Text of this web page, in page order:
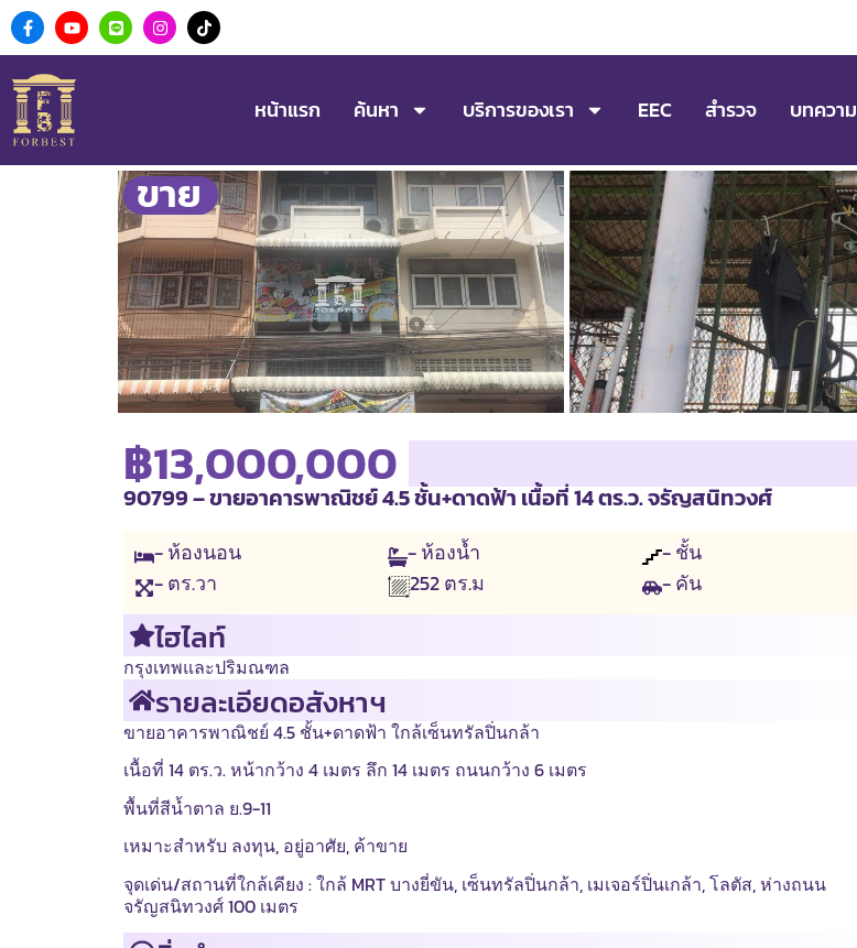
หน้าแรก ค้นหา บริการของเรา EEC สำรวจ บทความ
ขาย
฿13,000,000
90799 – ขายอาคารพาณิชย์ 4.5 ชั้น+ดาดฟ้า เนื้อที่ 14 ตร.ว. จรัญสนิทวงศ์
- ห้องนอน - ห้องน้ำ
- ชั้น
- ตร.วา
252ตร.ม - คัน
ไฮไลท์
กรุงเทพและปริมณฑล
รายละเอียดอสังหาฯ
ขายอาคารพาณิชย์ 4.5 ชั้น+ดาดฟ้า ใกล้เซ็นทรัลปิ่นกล้า
เนื้อที่ 14 ตร.ว. หน้ากว้าง 4 เมตร ลึก 14 เมตร ถนนกว้าง 6 เมตร
พื้นที่สีน้ำตาล ย.9-11
เหมาะสำหรับ ลงทุน, อยู่อาศัย, ค้าขาย
จุดเด่น/สถานที่ใกล้เคียง : ใกล้ MRT บางยี่ขัน, เซ็นทรัลปิ่นกล้า, เมเจอร์ปิ่นเกล้า, โลตัส, ห่างถนน
จรัญสนิทวงศ์ 100 เมตร